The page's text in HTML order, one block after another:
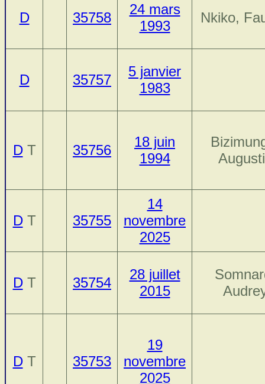
D 35758
24 mars
1993
Nkiko,
D 35757
5 janvier
1983
DT 35756
18 juin
1994
DT 35755
14
novembre
2025
DT 35754
28 juillet
2015
DT 35753
19
novembre
2025